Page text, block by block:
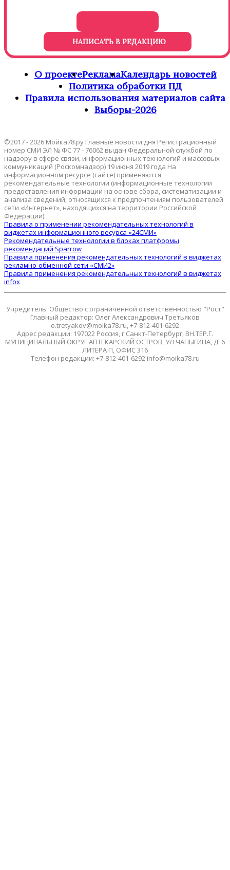
НАПИСАТЬ В РЕДАКЦИЮ
О проектеРекламаКалендарь новостей
Политика обработки ПД
Правила использования материалов сайта
Выборы-2026
©2017 - 2026 Мойка78.ру Главные новости дня Регистрационный
номер СМИ ЭЛ № ФС 77 - 76062 выдан Федеральной службой по
надзору в сфере связи, информационных технологий и массовых
коммуникаций (Роскомнадзор) 19 июня 2019 года На
информационном ресурсе (сайте) применяются
рекомендательные технологии (информационные технологии
предоставления информации на основе сбора, систематизации и
анализа сведений, относящихся к предпочтениям пользователей
сети «Интернет», находящихся на территории Российской
Федерации).
Правила о применении рекомендательных технологий в
виджетах информационного ресурса «24СМИ»
Рекомендательные технологии в блоках платформы
рекомендаций Sparrow
Правила применения рекомендательных технологий в виджетах
рекламно-обменной сети «СМИ2»
Правила применения рекомендательных технологий в виджетах
infox
Учредитель: Общество с ограниченной ответственностью "Рост"
Главный редактор: Олег Александрович Третьяков
o.tretyakov@moika78.ru, +7-812-401-6292
Адрес редакции: 197022 Россия, г.Санкт-Петербург, ВН.ТЕР.Г.
МУНИЦИПАЛЬНЫЙ ОКРУГ АПТЕКАРСКИЙ ОСТРОВ, УЛ ЧАПЫГИНА, Д. 6
ЛИТЕРА П, ОФИС 316
Телефон редакции: +7-812-401-6292 info@moika78.ru